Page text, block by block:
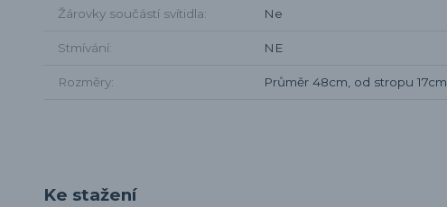
Žárovky součástí svítidla Ne
Stmívání NE
Rozměry Průměr 48cm, od stropu 17cm
Ke stažení